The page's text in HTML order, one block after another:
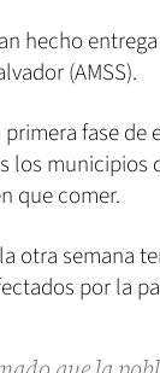
hecho
(AMSS).
fase
los municipios
que comer.
otra semana
por la